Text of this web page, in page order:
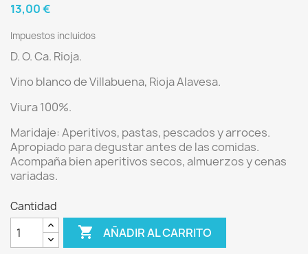
13,00 €
Impuestos incluidos
D. O. Ca. Rioja.
Vino blanco de Villabuena, Rioja Alavesa.
Viura 100%.
Maridaje:Aperitivos, pastas, pescados y arroces.
Apropiado para degustar antes de las comidas.
Acompaña bien aperitivos secos, almuerzos y cenas
variadas.
Cantidad
 AÑADIR AL CARRITO